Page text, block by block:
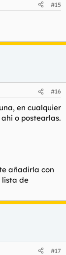
#15
#16
en cualquier
o postearlas.
añadirla con
lista de
#17